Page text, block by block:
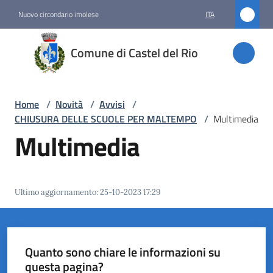
Nuovo circondario imolese ITA
Comune di Castel del Rio
Comune
di
Castel
Amministrazione
Menu selezionato
Servizi
Vivere
Home / Novità / Avvisi /
CHIUSURA DELLE SCUOLE PER MALTEMPO / Multimedia
Multimedia
Ultimo aggiornamento:25-10-2023 17:29
Quanto sono chiare le informazioni su
questa pagina?